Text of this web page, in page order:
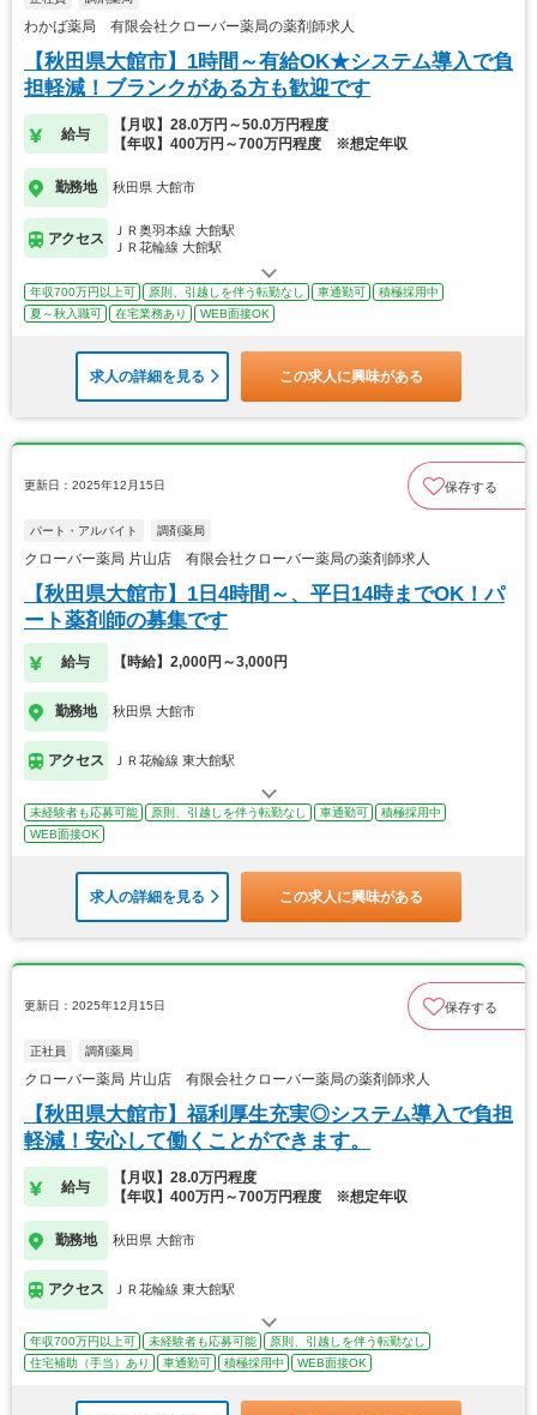
わかば薬局 有限会社クローバー薬局の薬剤師求人
【秋田県大館市】1時間～有給OK★システム導入で負
担軽減！ブランクがある方も歓迎です
給与
【月収】28.0万円～50.0万円程度
【年収】400万円～700万円程度 ※想定年収
勤務地 秋田県 大館市
アクセス
ＪＲ奥羽本線 大館駅
ＪＲ花輪線 大館駅
年収700万円以上可 原則、引越しを伴う転勤なし 車通勤可
積極採用中
夏～秋入職可
在宅業務あり WEB面接OK
求人の詳細を見る この求人に興味がある
更新日：2025年12月15日 保存する
パート・アルバイト 調剤薬局
クローバー薬局 片山店 有限会社クローバー薬局の薬剤師求人
【秋田県大館市】1日4時間～、平日14時までOK！パ
ート薬剤師の募集です
給与 【時給】2,000円～3,000円
勤務地 秋田県 大館市
アクセス ＪＲ花輪線 東大館駅
未経験者も応募可能 原則、引越しを伴う転勤なし 車通勤可
積極採用中
WEB面接OK
求人の詳細を見る この求人に興味がある
更新日：2025年12月15日 保存する
正社員 調剤薬局
クローバー薬局 片山店 有限会社クローバー薬局の薬剤師求人
【秋田県大館市】福利厚生充実◎システム導入で負担
軽減！安心して働くことができます。
給与
【月収】28.0万円程度
【年収】400万円～700万円程度 ※想定年収
勤務地 秋田県 大館市
アクセス ＪＲ花輪線 東大館駅
年収700万円以上可 未経験者も応募可能
原則、引越しを伴う転勤なし
住宅補助（手当）あり
車通勤可 積極採用中 WEB面接OK